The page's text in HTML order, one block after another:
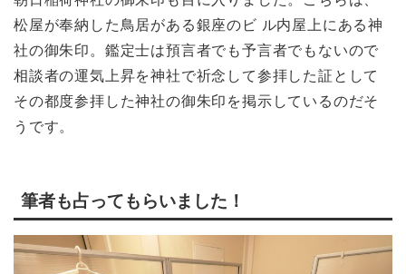
松屋が奉納した鳥居がある銀座のビ ル内屋上にある神
社の御朱印。鑑定士は預言者でも予言者でもないので
相談者の運気上昇を神社で祈念して参拝した証として
その都度参拝した神社の御朱印を掲示しているのだそ
うです。
筆者も占ってもらいました！